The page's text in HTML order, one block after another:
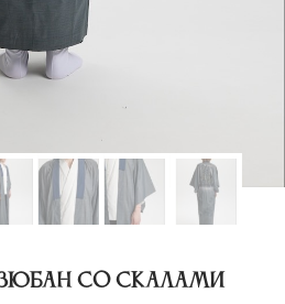
со скалами